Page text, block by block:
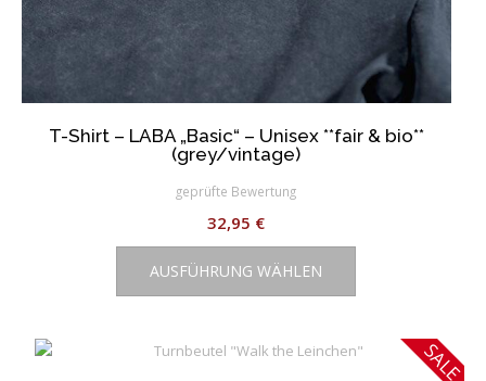
T-Shirt – LABA „Basic“ – Unisex **fair & bio**
(grey/vintage)
geprüfte Bewertung
32,95 €
AUSFÜHRUNG WÄHLEN
Dieses
weist
Varianten SALE